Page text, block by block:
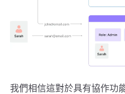
我們相信這對於具有協作功